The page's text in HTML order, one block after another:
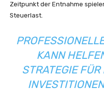
Zeitpunkt der Entnahme
Steuerlast.
KANN
STRATEGIE